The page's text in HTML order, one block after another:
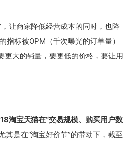
让商家降低经营成本的同时，也降
标被OPM（千次曝光的订单量）
更大的销量，要更低的价格，要让用
淘宝天猫在“交易规模、购买用户数
其是在“淘宝好价节”的带动下，截至